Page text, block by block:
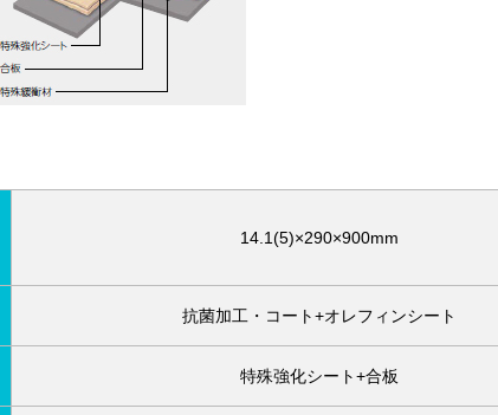
14.1(5)×290×900mm
抗菌加工・コート+オレフィンシート
特殊強化シート+合板